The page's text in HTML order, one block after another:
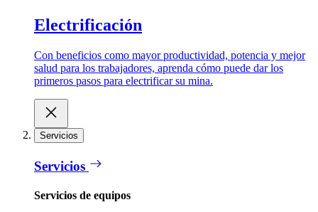
Electrificación
Con beneficios como mayor productividad, potencia y mejor
salud para los trabajadores, aprenda cómo puede dar los
primeros pasos para electrificar su mina.
Servicios
Servicios
Servicios de equipos